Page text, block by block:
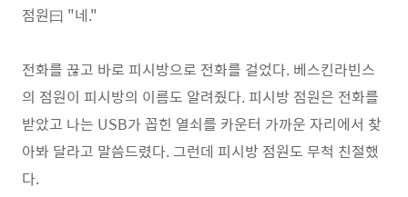
점원曰 "네."
전화를 끊고 바로 피시방으로 전화를 걸었다. 베스킨라빈스
의 점원이 피시방의 이름도 알려줬다. 피시방 점원은 전화를
받았고 나는 USB가 꼽힌 열쇠를 카운터 가까운 자리에서 찾
아봐 달라고 말씀드렸다. 그런데 피시방 점원도 무척 친절했
다.